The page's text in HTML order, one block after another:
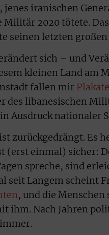
jenes iranischen
Militär 2020 tötete.
seinen letzten
sich – und
kleinen Land am
fallen mir
des libanesischen
Ausdruck nationaler
zurückgedrängt. Es
(erst einmal) sicher:
spreche, sind
seit Langem scheint
, und die
ihm. Nach Jahren